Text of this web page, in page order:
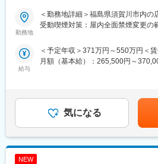
・新規契約・機種変更の受付および
・料金プラン、楽天ポイント活用、
・スマホの初期設定・データ移行サ
・問い合わせ対応
・店舗会議・研修への参加
・キャンペーン企画など、集客に向
■キャリアパス：
楽天モバイルショップに来店され
料金プラン・楽天カード・楽天市場
活をより豊かにするトータルサポー
・未経験の方も歓迎！充実した研修
【選考会の概要】
・形式： Web開催（事前に企業セ
す）
勤務地
＜勤務地詳細＞福島県須賀川市内の
受動喫煙対策：屋内全面禁煙変更の
給与
＜予定年収＞371万円～550万円＜
月額（基本給）：265,500円～
ます。月給(月額)は固定手当を含め
気になる
NEW